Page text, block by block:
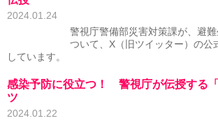
2024.01.24
警視庁警備部災害対策課が、避
ついて、X（旧ツイッター）の公
しています。
感染予防に役立つ！ 警視庁が伝授する
ツ
2024.01.22